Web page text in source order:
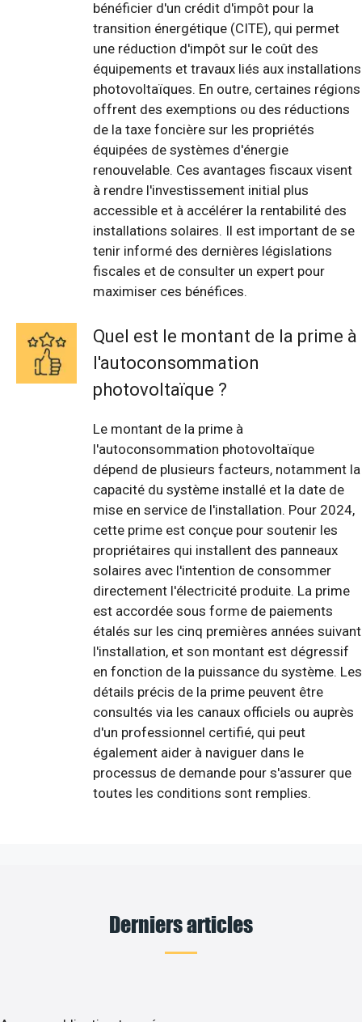
bénéficier d'un crédit d'impôt pour la
transition énergétique (CITE), qui permet
une réduction d'impôt sur le coût des
équipements et travaux liés aux installations
photovoltaïques. En outre, certaines régions
offrent des exemptions ou des réductions
de la taxe foncière sur les propriétés
équipées de systèmes d'énergie
renouvelable. Ces avantages fiscaux visent
à rendre l'investissement initial plus
accessible et à accélérer la rentabilité des
installations solaires. Il est important de se
tenir informé des dernières législations
fiscales et de consulter un expert pour
maximiser ces bénéfices.
Quel est le montant de la prime à
l'autoconsommation
photovoltaïque ?
Le montant de la prime à
l'autoconsommation photovoltaïque
dépend de plusieurs facteurs, notamment la
capacité du système installé et la date de
mise en service de l'installation. Pour 2024,
cette prime est conçue pour soutenir les
propriétaires qui installent des panneaux
solaires avec l'intention de consommer
directement l'électricité produite. La prime
est accordée sous forme de paiements
étalés sur les cinq premières années suivant
l'installation, et son montant est dégressif
en fonction de la puissance du système. Les
détails précis de la prime peuvent être
consultés via les canaux officiels ou auprès
d'un professionnel certifié, qui peut
également aider à naviguer dans le
processus de demande pour s'assurer que
toutes les conditions sont remplies.
Derniers articles